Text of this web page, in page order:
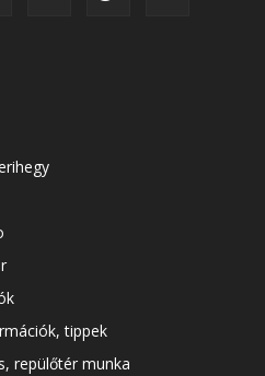
tippek
repülőtér munka